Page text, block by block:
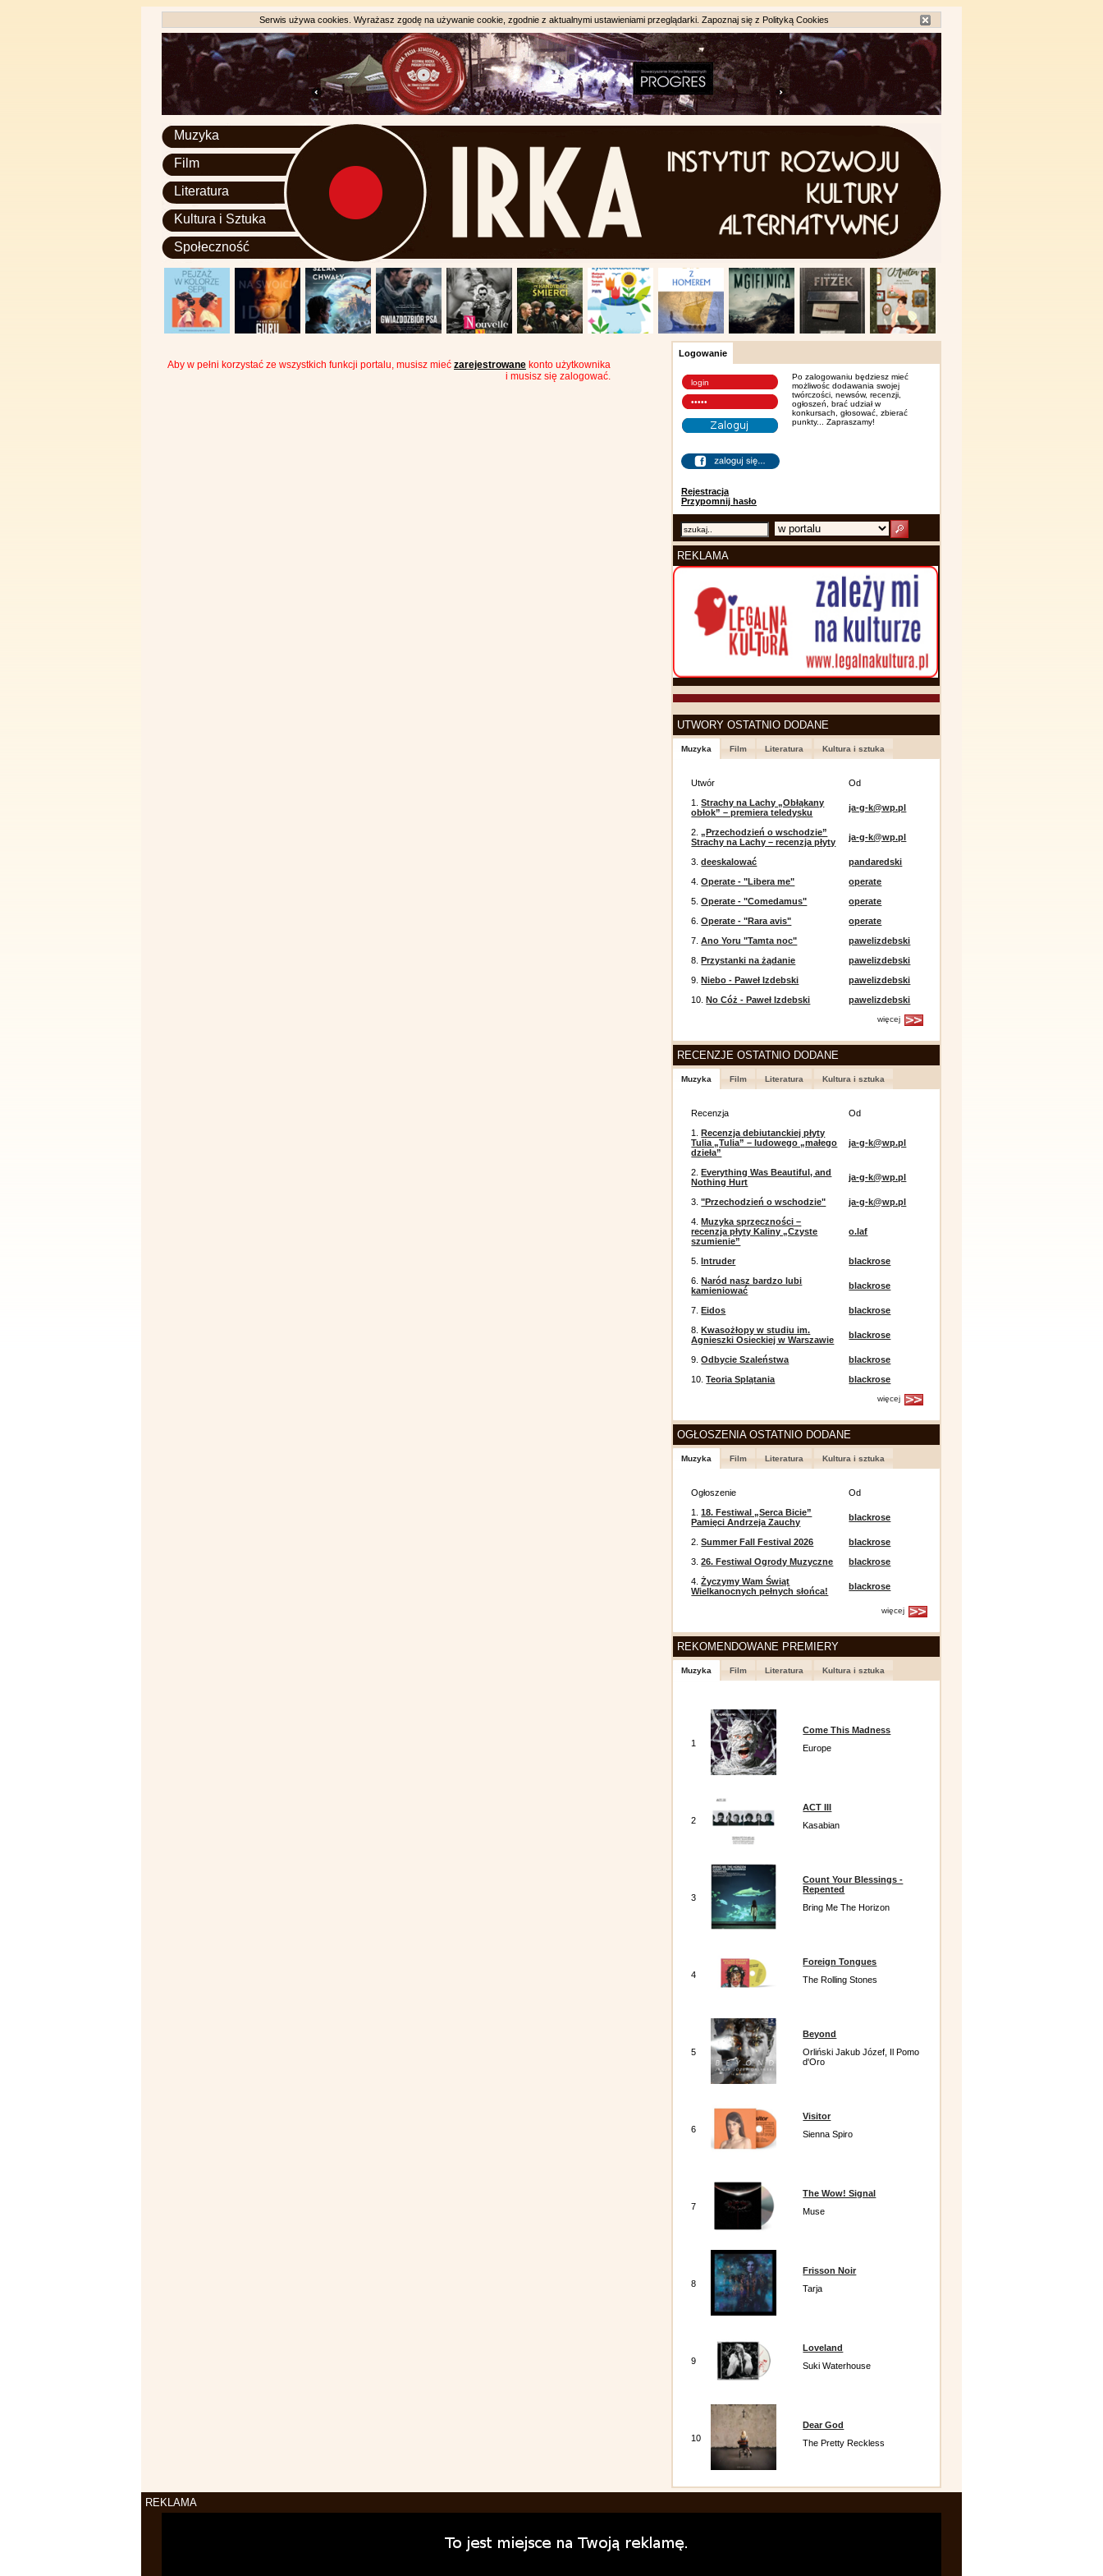
Serwis używa cookies. Wyrażasz zgodę na używanie cookie, zgodnie z aktualnymi ustawieniami przeglądarki. Zapoznaj się z Polityką Cookies
Muzyka
Film
Literatura
Kultura i Sztuka
Społeczność
Aby w pełni korzystać ze wszystkich funkcji portalu, musisz mieć zarejestrowane konto użytkownika
i musisz się zalogować.
Logowanie
Rejestracja
Przypomnij hasło
Po zalogowaniu będziesz mieć
możliwośc dodawania swojej
twórczości, newsów, recenzji,
ogłoszeń, brać udział w
konkursach, głosować, zbierać
punkty... Zapraszamy!
REKLAMA
UTWORY OSTATNIO DODANE
Muzyka Film Literatura Kultura i sztuka
Utwór
Od
1.Strachy na Lachy „Obłąkany
obłok” – premiera teledysku
ja-g-k@wp.pl
2.„Przechodzień o wschodzie”
Strachy na Lachy – recenzja płyty
ja-g-k@wp.pl
3.deeskalować
pandaredski
4.Operate - "Libera me"
operate
5.Operate - "Comedamus"
operate
6.Operate - "Rara avis"
operate
7.Ano Yoru "Tamta noc"
pawelizdebski
8.Przystanki na żądanie
pawelizdebski
9.Niebo - Paweł Izdebski
pawelizdebski
10.No Cóż - Paweł Izdebski pawelizdebski
więcej
RECENZJE OSTATNIO DODANE
Muzyka Film Literatura Kultura i sztuka
Recenzja
Od
1.Recenzja debiutanckiej płyty
Tulia „Tulia” – ludowego „małego
dzieła”
ja-g-k@wp.pl
2.Everything Was Beautiful, and
Nothing Hurt
ja-g-k@wp.pl
3."Przechodzień o wschodzie"
ja-g-k@wp.pl
4.Muzyka sprzeczności –
recenzja płyty Kaliny „Czyste
szumienie”
o.laf
5.Intruder
blackrose
6.Naród nasz bardzo lubi
kamieniować
blackrose
7.Eidos
blackrose
8.Kwasożłopy w studiu im.
Agnieszki Osieckiej w Warszawie
blackrose
9.Odbycie Szaleństwa
blackrose
10.Teoria Splątania blackrose
więcej
OGŁOSZENIA OSTATNIO DODANE
Muzyka Film Literatura Kultura i sztuka
Ogłoszenie
Od
1.18. Festiwal „Serca Bicie”
Pamięci Andrzeja Zauchy
blackrose
2.Summer Fall Festival 2026
blackrose
3.26. Festiwal Ogrody Muzyczne
blackrose
4.Życzymy Wam Świąt
Wielkanocnych pełnych słońca!
blackrose
więcej
REKOMENDOWANE PREMIERY
Muzyka Film Literatura Kultura i sztuka
1
Come This Madness
Europe
2
ACT III
Kasabian
3
Count Your Blessings -
Repented
Bring Me The Horizon
4
Foreign Tongues
The Rolling Stones
5
Beyond
Orliński Jakub Józef, Il Pomo
d'Oro
6
Visitor
Sienna Spiro
7
The Wow! Signal
Muse
8
Frisson Noir
Tarja
9
Loveland
Suki Waterhouse
10
Dear God
The Pretty Reckless
REKLAMA